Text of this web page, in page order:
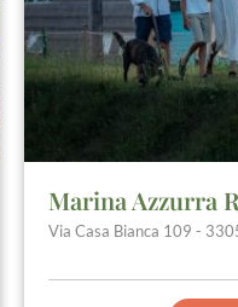
Marina Azzurra
Via Casa Bianca 109 -